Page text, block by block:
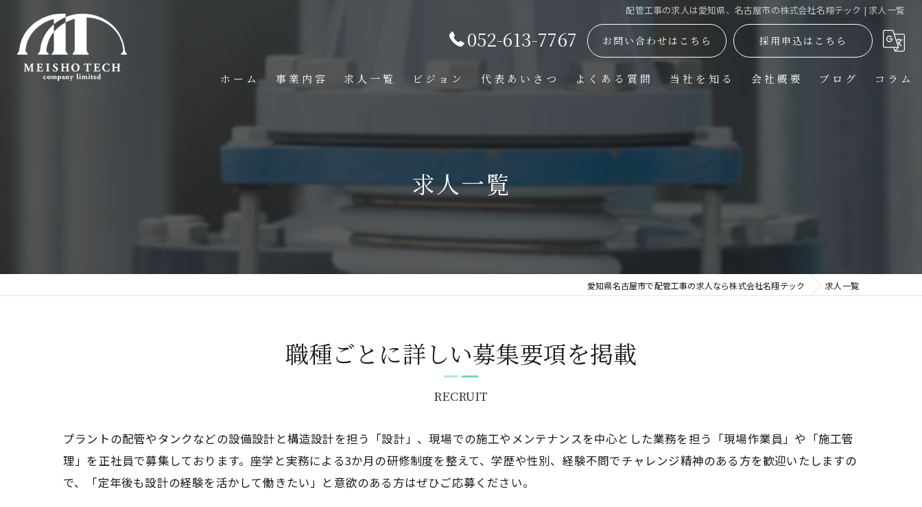
配管工事の求人は愛知県、名古屋市の株式会社名翔テック | 求人一覧
052-613-7767 お問い合わせはこちら 採用申込はこちら
ホーム 事業内容 求人一覧 ビジョン 代表あいさつ よくある質問 当社を知る
施工管理
会社概要 ブログ コラム
求人一覧
愛知県名古屋市で配管工事の求人なら株式会社名翔テック 求人一覧
職種ごとに詳しい募集要項を掲載
RECRUIT
プラントの配管やタンクなどの設備設計と構造設計を担う「設計」、現場での施工やメンテナンスを中心とした業務を担う「現場作業員」や「施工管
理」を正社員で募集しております。座学と実務による3か月の研修制度を整えて、学歴や性別、経験不問でチャレンジ精神のある方を歓迎いたしますの
で、「定年後も設計の経験を活かして働きたい」と意欲のある方はぜひご応募ください。